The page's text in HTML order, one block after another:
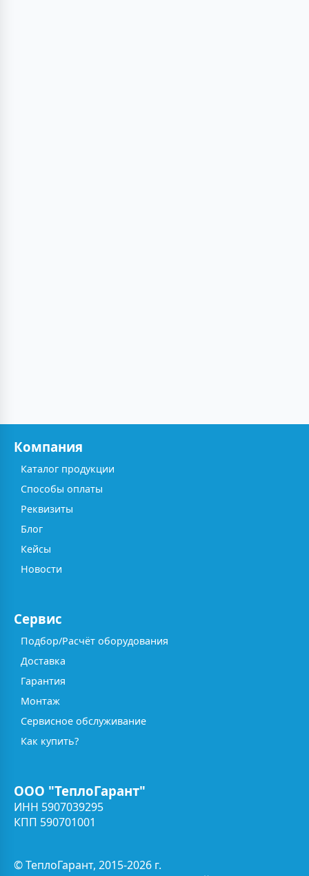
Компания
Каталог продукции
Способы оплаты
Реквизиты
Блог
Кейсы
Новости
Сервис
Подбор/Расчёт оборудования
Доставка
Гарантия
Монтаж
Сервисное обслуживание
Как купить?
ООО "ТеплоГарант"
ИНН 5907039295
КПП 590701001
© ТеплоГарант, 2015-2026 г.